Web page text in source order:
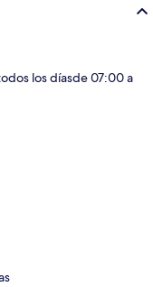
los díasde 07:00 a